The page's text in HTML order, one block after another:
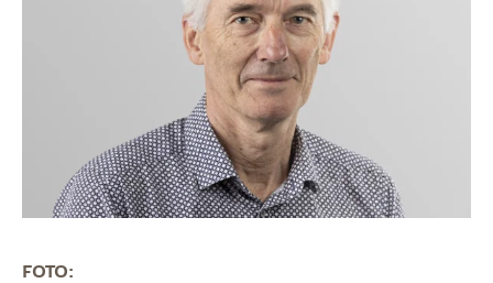
FOTO: